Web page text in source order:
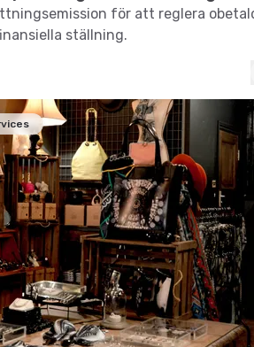
för att reglera
ställning.